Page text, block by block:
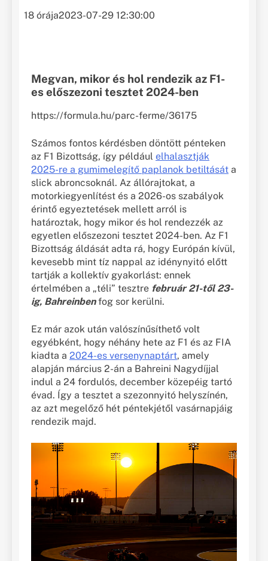
18 órája2023-07-29 12:30:00
Megvan, mikor és hol rendezik az F1-
es előszezoni tesztet 2024-ben
https://formula.hu/parc-ferme/36175
Számos fontos kérdésben döntött pénteken
az F1 Bizottság, így például elhalasztják
2025-re a gumimelegítő paplanok betiltását a
slick abroncsoknál. Az állórajtokat, a
motorkiegyenlítést és a 2026-os szabályok
érintő egyeztetések mellett arról is
határoztak, hogy mikor és hol rendezzék az
egyetlen előszezoni tesztet 2024-ben. Az F1
Bizottság áldását adta rá, hogy Európán kívül,
kevesebb mint tíz nappal az idénynyitó előtt
tartják a kollektív gyakorlást: ennek
értelmében a „téli” tesztre február 21-től 23-
ig, Bahreinbenfog sor kerülni.
Ez már azok után valószínűsíthető volt
egyébként, hogy néhány hete az F1 és az FIA
kiadta a 2024-es versenynaptárt, amely
alapján március 2-án a Bahreini Nagydíjjal
indul a 24 fordulós, december közepéig tartó
évad. Így a tesztet a szezonnyitó helyszínén,
az azt megelőző hét péntekjétől vasárnapjáig
rendezik majd.